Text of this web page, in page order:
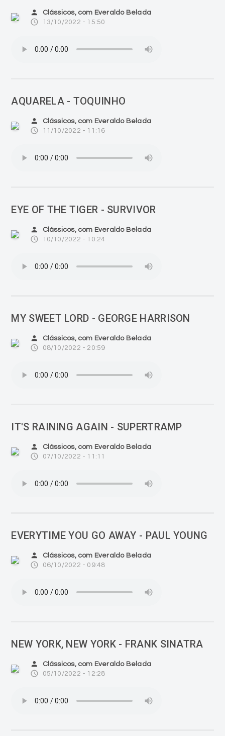
person Clássicos, com Everaldo Belada
access_time 13/10/2022 - 15:50
AQUARELA - TOQUINHO
person Clássicos, com Everaldo Belada
access_time 11/10/2022 - 11:16
EYE OF THE TIGER - SURVIVOR
person Clássicos, com Everaldo Belada
access_time 10/10/2022 - 10:24
MY SWEET LORD - GEORGE HARRISON
person Clássicos, com Everaldo Belada
access_time 08/10/2022 - 20:59
IT'S RAINING AGAIN - SUPERTRAMP
person Clássicos, com Everaldo Belada
access_time 07/10/2022 - 11:11
EVERYTIME YOU GO AWAY - PAUL YOUNG
person Clássicos, com Everaldo Belada
access_time 06/10/2022 - 09:48
NEW YORK, NEW YORK - FRANK SINATRA
person Clássicos, com Everaldo Belada
access_time 05/10/2022 - 12:28